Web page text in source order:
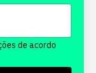
de acordo